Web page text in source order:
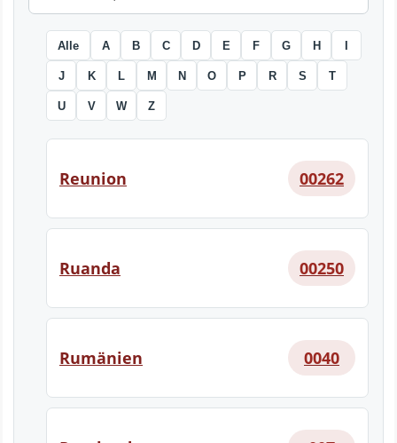
Alle A B C D E F G H I
J K L M N O P R S T
U V W Z
Reunion 00262
Ruanda 00250
Rumänien 0040